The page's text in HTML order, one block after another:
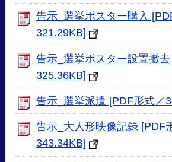
告示_選挙ポスター購入
321.29KB]
告示_選挙ポスター設置撤
325.36KB]
告示_選挙派遣 [PDF形式／
告示_大人形映像記録 [PDF
343.34KB]